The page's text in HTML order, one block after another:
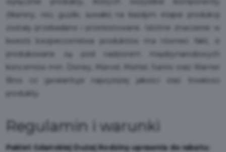
(tkaniny, nici, guziki, suwaki) na każdym etapie produkcji
zostały przebadane i przetestowane. Istotne znaczenie w
kwestii bezpieczeństwa produktów ma również fakt, iż
produkowane są pod nadzorem międzynarodowych
koncernów min. Disney, Marvel, Mattel, Sanrio oraz Warner
Bros co gwarantuje najwyższej jakości oraz trwałości
produkty.
Regulamin i warunki
Pakiet Gdańskiej Dużej Rodziny uprawnia do rabatu: